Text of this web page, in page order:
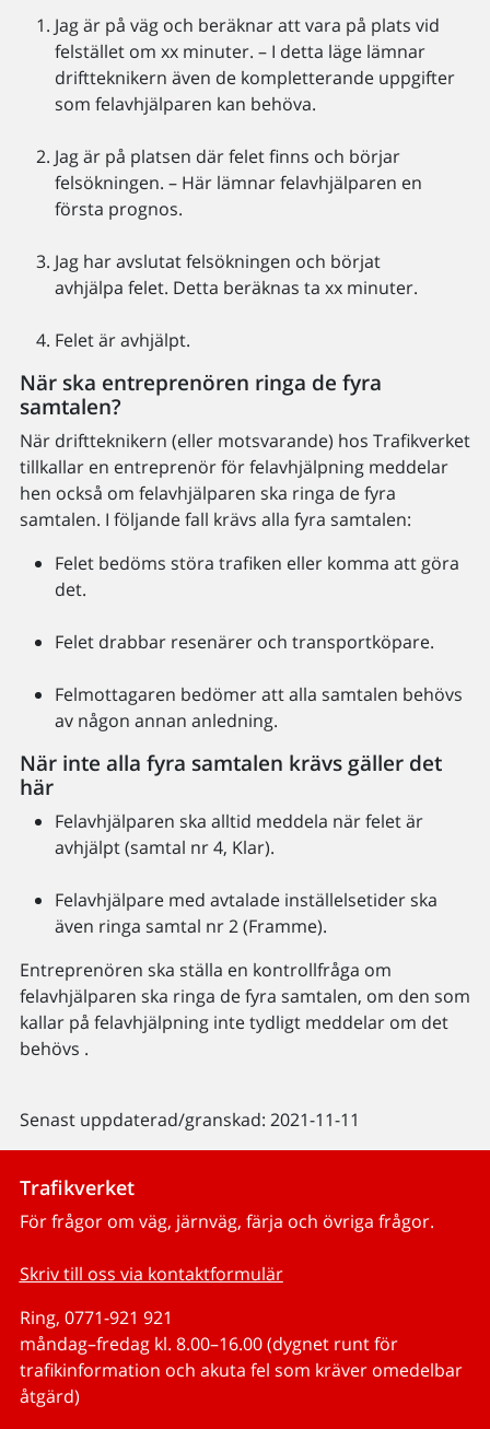
Jag är på väg och beräknar att vara på plats vid
felstället om xx minuter. – I detta läge lämnar
driftteknikern även de kompletterande uppgifter
som felavhjälparen kan behöva.
Jag är på platsen där felet finns och börjar
felsökningen. – Här lämnar felavhjälparen en
första prognos.
Jag har avslutat felsökningen och börjat
avhjälpa felet. Detta beräknas ta xx minuter.
Felet är avhjälpt.
När ska entreprenören ringa de fyra
samtalen?
När driftteknikern (eller motsvarande) hos Trafikverket
tillkallar en entreprenör för felavhjälpning meddelar
hen också om felavhjälparen ska ringa de fyra
samtalen. I följande fall krävs alla fyra samtalen:
Felet bedöms störa trafiken eller komma att göra
det.
Felet drabbar resenärer och transportköpare.
Felmottagaren bedömer att alla samtalen behövs
av någon annan anledning.
När inte alla fyra samtalen krävs gäller det
här
Felavhjälparen ska alltid meddela när felet är
avhjälpt (samtal nr 4, Klar).
Felavhjälpare med avtalade inställelsetider ska
även ringa samtal nr 2 (Framme).
Entreprenören ska ställa en kontrollfråga om
felavhjälparen ska ringa de fyra samtalen, om den som
kallar på felavhjälpning inte tydligt meddelar om det
behövs .
Senast uppdaterad/granskad: 2021-11-11
Trafikverket
För frågor om väg, järnväg, färja och övriga frågor.
Skriv till oss via kontaktformulär
Ring, 0771-921 921
måndag–fredag kl. 8.00–16.00 (dygnet runt för
trafikinformation och akuta fel som kräver omedelbar
åtgärd)